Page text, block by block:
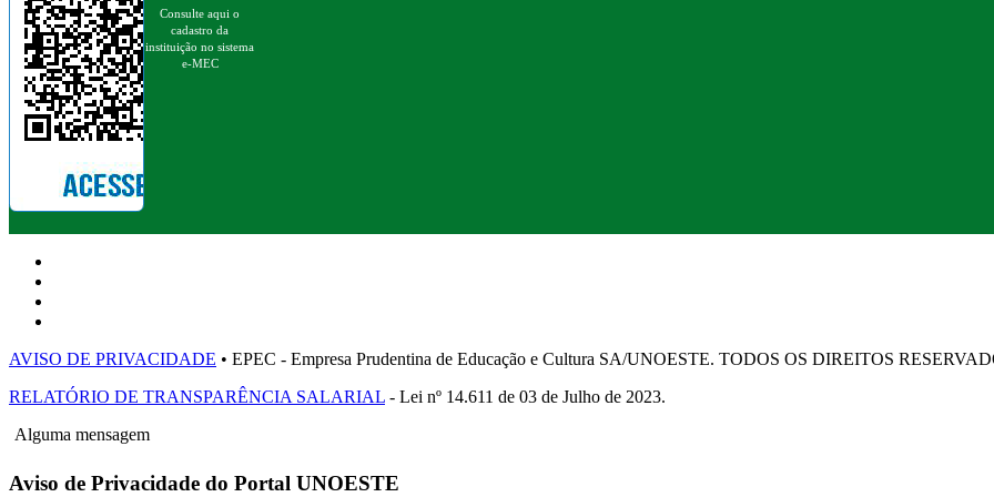
Consulte aqui o
cadastro da
instituição no sistema
e-MEC
AVISO DE PRIVACIDADE • EPEC - Empresa Prudentina de Educação e Cultura SA/UNOESTE. TODOS OS DIREITOS
RELATÓRIO DE TRANSPARÊNCIA SALARIAL - Lei nº 14.611 de 03 de Julho de 2023.
Alguma mensagem
Aviso de Privacidade do Portal UNOESTE